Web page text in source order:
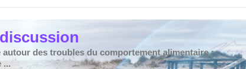
autour des troubles du comportement alimentaire :
...